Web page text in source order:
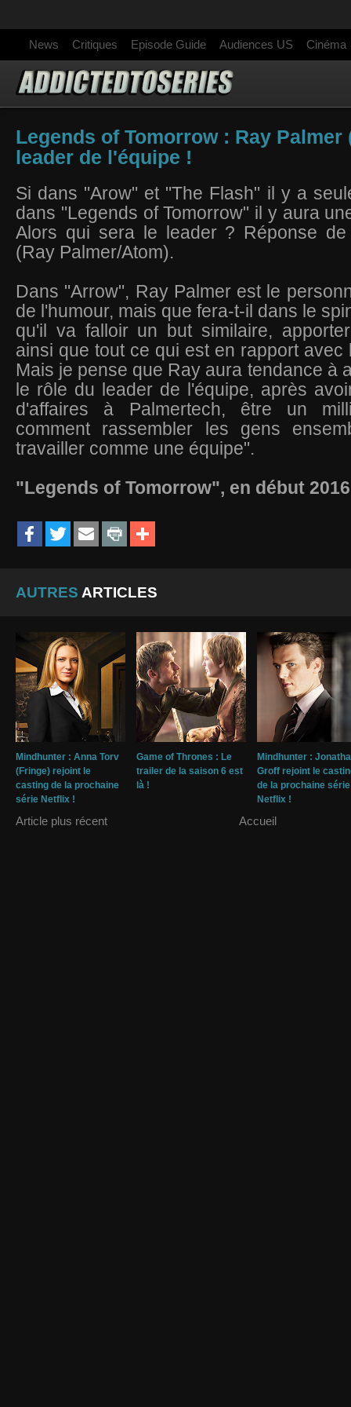
News Critiques Episode Guide Audiences US Cinéma
Legends of Tomorrow : Ray Palmer
leader de l'équipe !
Si dans "Arow" et "The Flash" il y a
dans "Legends of Tomorrow" il y aura
Alors qui sera le leader ? Réponse de
(Ray Palmer/Atom).
Dans "Arrow", Ray Palmer est le
de l'humour, mais que fera-t-il dans le
qu'il va falloir un but similaire,
ainsi que tout ce qui est en rapport avec
Mais je pense que Ray aura tendance à
le rôle du leader de l'équipe, après
d'affaires à Palmertech, être un
comment rassembler les gens
travailler comme une équipe".
"Legends of Tomorrow", en début
AUTRES ARTICLES
Mindhunter : Anna Torv
(Fringe) rejoint le
casting de la prochaine
série Netflix !
Game of Thrones : Le
trailer de la saison 6 est
là !
Mindhunter :
Groff rejoint le
de la prochaine série
Netflix !
Article plus récent Accueil